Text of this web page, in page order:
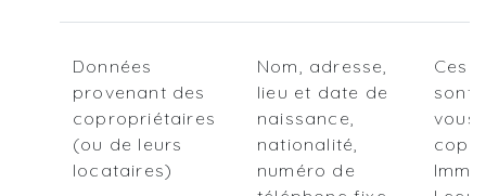
Données
provenant des
copropriétaires
(ou de leurs
locataires)
Nom, adresse,
lieu et date de
naissance,
nationalité,
numéro de
Ces
sont
vous